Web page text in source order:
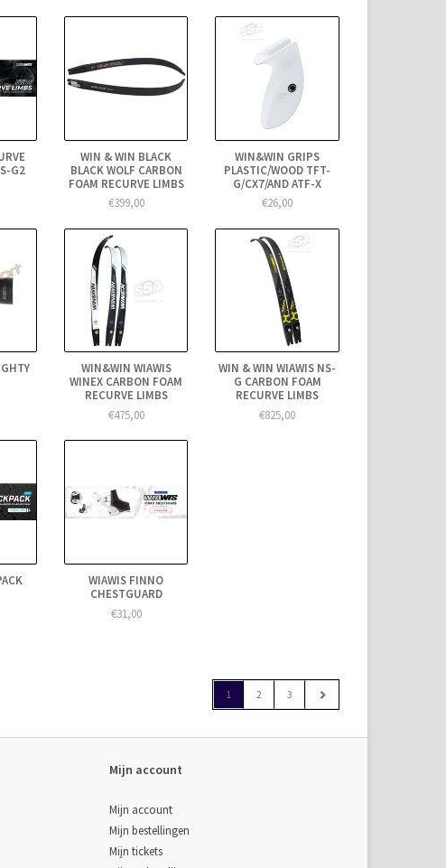
G2
WIN & WIN BLACK
BLACK WOLF CARBON
FOAM RECURVE LIMBS
€399,00
WIN&WIN GRIPS
PLASTIC/WOOD TFT-
G/CX7/AND ATF-X
€26,00
WIN&WIN WIAWIS
WINEX CARBON FOAM
RECURVE LIMBS
€475,00
WIN & WIN WIAWIS NS-
G CARBON FOAM
RECURVE LIMBS
€825,00
WIAWIS FINNO
CHESTGUARD
€31,00
1 2 3
Mijn account
Mijn account
Mijn bestellingen
Mijn tickets